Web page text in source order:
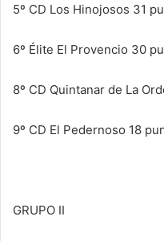
5º CD Los Hinojosos 31
6º Élite El Provencio 30
8º CD Quintanar de La
9º CD El Pedernoso 18
GRUPO II